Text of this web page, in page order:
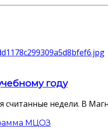
году
считанные недели. В
МЦОЗ